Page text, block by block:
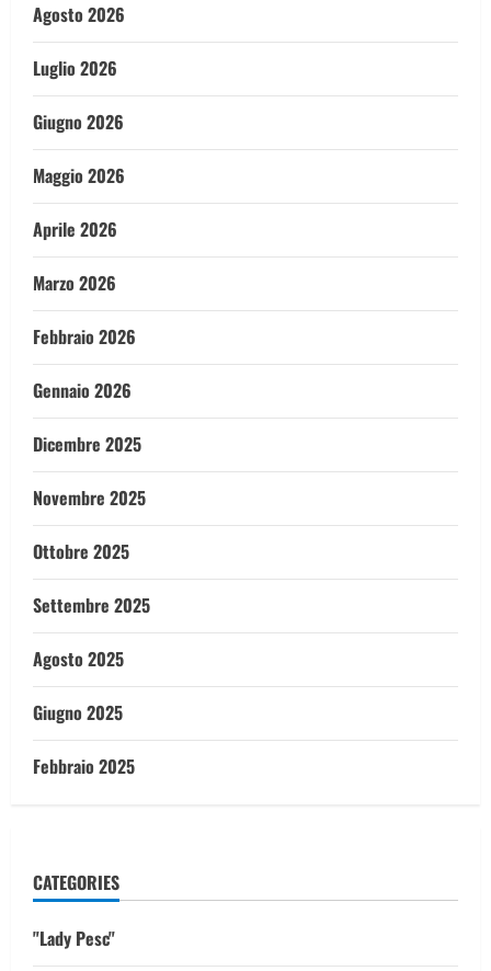
Agosto 2026
Luglio 2026
Giugno 2026
Maggio 2026
Aprile 2026
Marzo 2026
Febbraio 2026
Gennaio 2026
Dicembre 2025
Novembre 2025
Ottobre 2025
Settembre 2025
Agosto 2025
Giugno 2025
Febbraio 2025
CATEGORIES
"Lady Pesc"